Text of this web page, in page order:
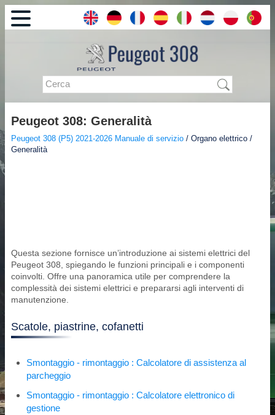
Peugeot 308: Generalità
Peugeot 308 (P5) 2021-2026 Manuale di servizio / Organo elettrico /
Generalità
Questa sezione fornisce un’introduzione ai sistemi elettrici del
Peugeot 308, spiegando le funzioni principali e i componenti
coinvolti. Offre una panoramica utile per comprendere la
complessità dei sistemi elettrici e prepararsi agli interventi di
manutenzione.
Scatole, piastrine, cofanetti
Smontaggio - rimontaggio : Calcolatore di assistenza al
parcheggio
Smontaggio - rimontaggio : Calcolatore elettronico di
gestione